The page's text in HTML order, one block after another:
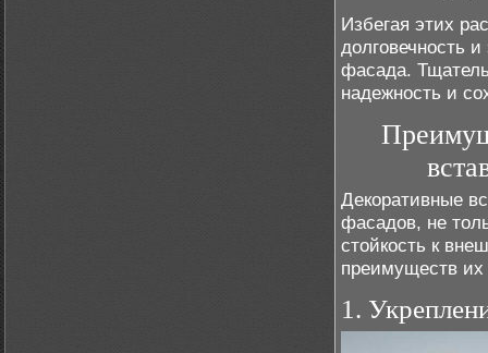
Избегая этих
долговечность
фасада.
надежность и
Декоративные
фасадов, не
стойкость к
преимуществ их
1.